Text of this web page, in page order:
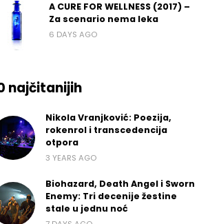
A CURE FOR WELLNESS (2017) –
Za scenario nema leka
6 DAYS AGO
najčitanijih
Nikola Vranjković: Poezija,
rokenrol i transcedencija
otpora
3 YEARS AGO
Biohazard, Death Angel i Sworn
Enemy: Tri decenije žestine
stale u jednu noć